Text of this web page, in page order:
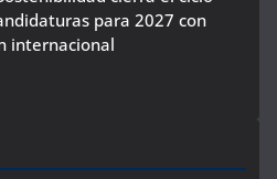
para 2027 con
internacional